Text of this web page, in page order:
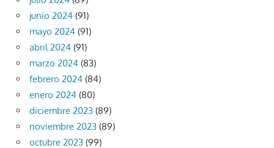
junio 2024 (91)
mayo 2024 (91)
abril 2024 (91)
marzo 2024 (83)
febrero 2024 (84)
enero 2024 (80)
diciembre 2023 (89)
noviembre 2023 (89)
octubre 2023 (99)